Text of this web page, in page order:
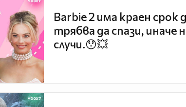
Barbie 2 има краен срок
трябва да спази, иначе
случи.😯💥